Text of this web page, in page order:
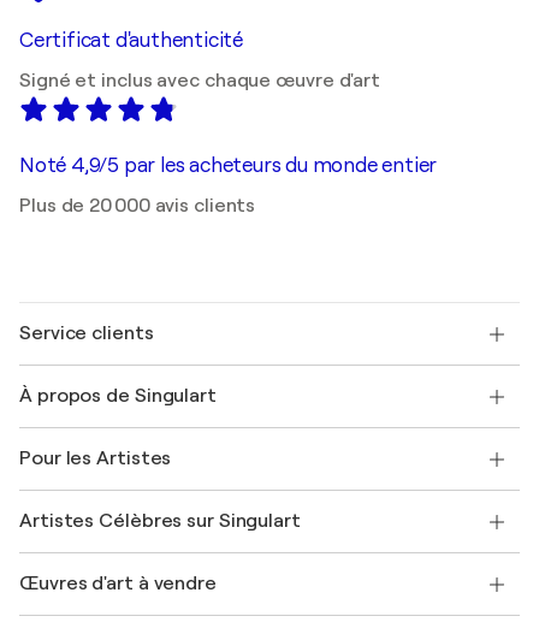
Certificat d'authenticité
Signé et inclus avec chaque œuvre d'art
Noté 4,9/5 par les acheteurs du monde entier
Plus de 20 000 avis clients
Service clients
Expédition
Offrir une carte cadeau
Rejoignez notre programme commercial
Mon compte
+33 1 76 44 06 42
À propos de Singulart
FAQ
Magazine Singulart
Emplois
Découvrez une sélection d'art original
Pour les Artistes
Se connecter en tant qu'Artiste
Artistes Célèbres sur Singulart
Marc Chagall
Œuvres d'art à vendre